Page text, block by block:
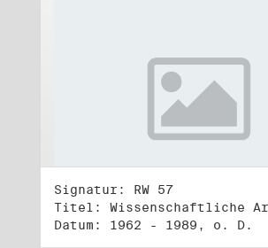
Signatur: RW 57
Datum: 1962 - 1989, o. D.